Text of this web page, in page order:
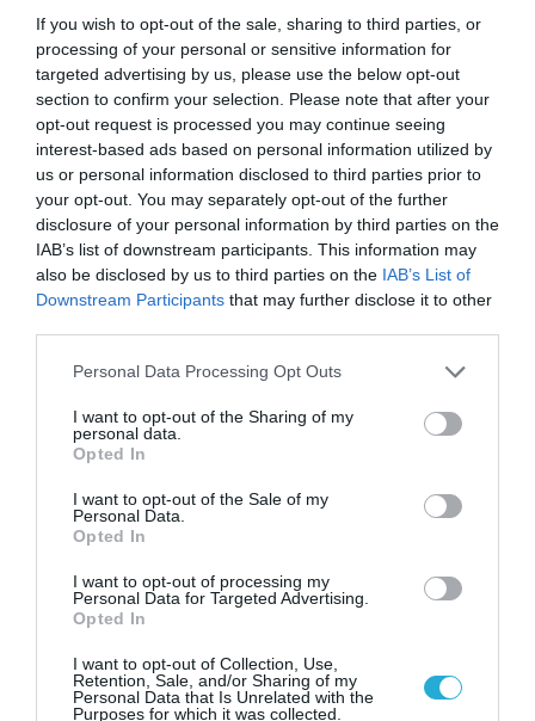
If you wish to opt-out of the sale, sharing to third parties, or
processing of your personal or sensitive information for
targeted advertising by us, please use the below opt-out
section to confirm your selection. Please note that after your
opt-out request is processed you may continue seeing
interest-based ads based on personal information utilized by
us or personal information disclosed to third parties prior to
your opt-out. You may separately opt-out of the further
disclosure of your personal information by third parties on the
IAB’s list of downstream participants. This information may
also be disclosed by us to third parties on the IAB’s List of
Downstream Participants that may further disclose it to other
Please note that this website/app uses one or more Google
not limited to your visit or usage behaviour. You may click to
grant or deny consent to Google and its third-party tags to
use your data for below specified purposes in below Google
consent section.
Personal Data Processing Opt Outs
I want to opt-out of the Sharing of my
personal data.
Opted In
I want to opt-out of the Sale of my
Personal Data.
Opted In
I want to opt-out of processing my
Personal Data for Targeted Advertising.
Opted In
I want to opt-out of Collection, Use,
Retention, Sale, and/or Sharing of my
Personal Data that Is Unrelated with the
Purposes for which it was collected.
παραβάσεις που
αφορούν τους ΦΗΜ
31.07.2026
Σ. Καλαφάτης: «Η
Τεχνητή Νοημοσύνη
δεν είναι απλώς μια
νέα τεχνολογία, είναι
μια νέα βιομηχανική
επανάσταση»
31.07.2026
Νέος οδηγός του ΕΚΤ
για τη χρηματοδότηση
των ελληνικών
επιχειρήσεων στον
χώρο της άμυνας
Η πιο ταξιδιάρικη
βαλίτσα του φετινού
καλοκαιριού έχει την
υπογραφή της Xiaomi
31.07.2026
ΟΛΗ Η ΡΟΗ ΕΙΔΗΣΕΩΝ